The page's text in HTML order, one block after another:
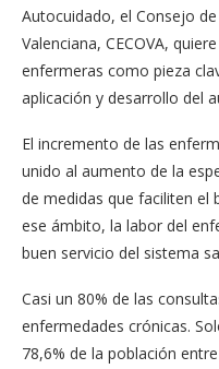
Autocuidado, el Consejo
Valenciana, CECOVA,
enfermeras como pieza
aplicación y desarrollo del
El incremento de las
unido al aumento de la
de medidas que faciliten el
ese ámbito, la labor del
buen servicio del sistema
Casi un 80% de las
enfermedades crónicas.
78,6% de la población